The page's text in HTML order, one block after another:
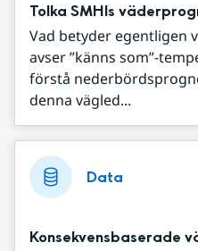
Tolka SMHIs
Vad betyder egentligen
avser ”känns som”-
förstå
denna vägled...
Data
Konsekvensbaserade